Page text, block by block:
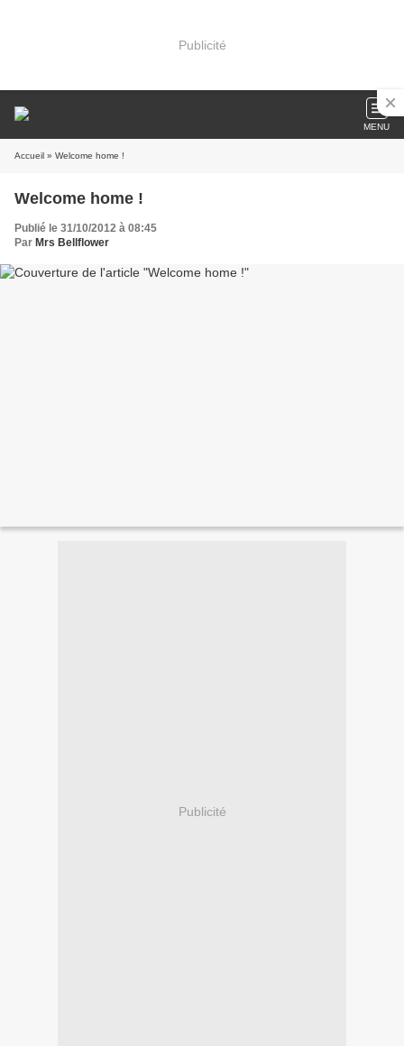
Publicité
MENU
Accueil » Welcome home !
Welcome home !
Publié le 31/10/2012 à 08:45
Par Mrs Bellflower
Publicité